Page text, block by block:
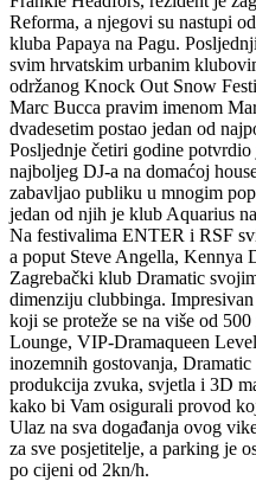
Reforma, a njegovi su nastupi
kluba Papaya na Pagu.
svim hrvatskim urbanim
održanog Knock Out Snow
Marc Bucca pravim imenom
dvadesetim postao jedan od
Posljednje četiri godine
najboljeg DJ-a na domaćoj
zabavljao publiku u mnogim
jedan od njih je klub Aquarius
Na festivalima ENTER i RSF
a poput Steve Angella, Kennya
Zagrebački klub Dramatic
dimenziju clubbinga.
koji se proteže se na više od
Lounge, VIP-Dramaqueen
inozemnih gostovanja,
produkcija zvuka, svjetla i 3D
kako bi Vam osigurali provod
Ulaz na sva događanja ovog
za sve posjetitelje, a parking je
po cijeni od 2kn/h.